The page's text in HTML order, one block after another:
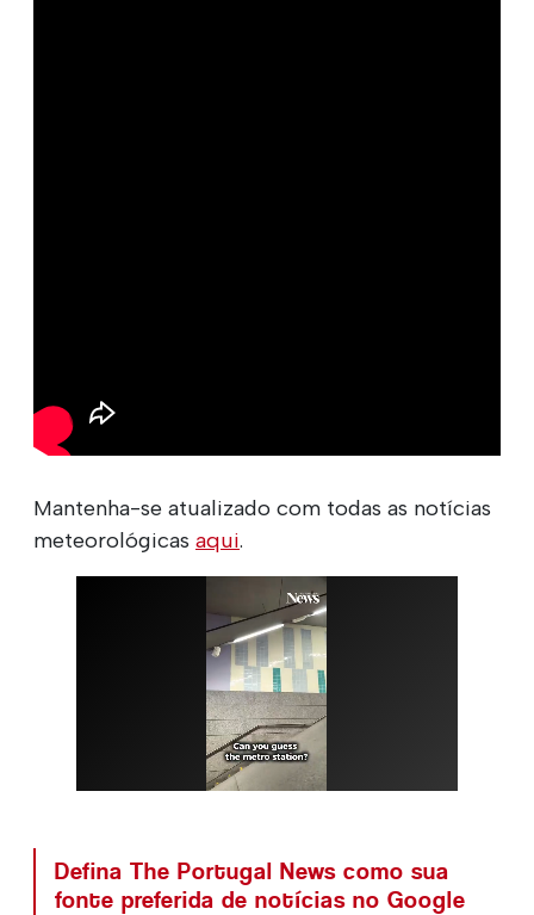
Mantenha-se atualizado com todas as notícias
meteorológicas aqui.
Defina The Portugal News como sua
fonte preferida de notícias no Google